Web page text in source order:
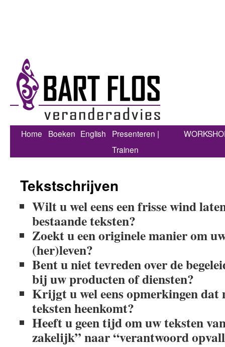
Home Boeken English
Presenteren |
Trainen
Tekstschrijven
Wilt u wel eens een frisse wind
bestaande teksten?
Zoekt u een originele manier om
(her)leven?
Bent u niet tevreden over de
bij uw producten of diensten?
Krijgt u wel eens opmerkingen
teksten heenkomt?
Heeft u geen tijd om uw teksten
zakelijk” naar “verantwoord